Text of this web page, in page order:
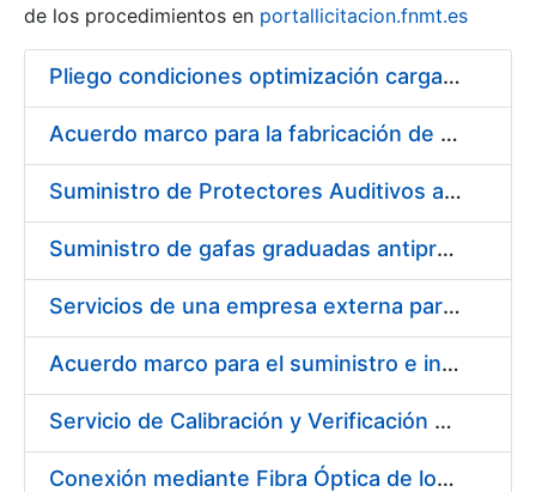
Erakutsi/Ezkutatu
de los procedimientos en portallicitacion.fnmt.es
Pliego condiciones optimización cargas compras firmado
Acuerdo marco para la fabricación de piezas
Suministro de Protectores Auditivos a medida para las personas trabajadoras de los Centros de Trabajo de Madrid y Burgos
Suministro de gafas graduadas antiproyecciones para los trabajadores de la FNMT-RCM en los centros de trabajo de Madrid y Burgos
Servicios de una empresa externa para el asesoramiento y resolución de los recursos de alzada que se presentan relacionados con procesos de selección para la FNMT-RCM
Acuerdo marco para el suministro e instalación de persianas, estores y otros complementos
Servicio de Calibración y Verificación Externa de los Equipos de Medición del Servicio de Prevención de la FNMT-RCM
Conexión mediante Fibra Óptica de los Centros de Proceso de Datos (CPDs) de las sedes de la FNMT-RCM de Burgos y Madrid